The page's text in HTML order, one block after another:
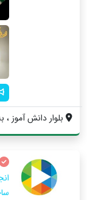
بلوار دانش آموز